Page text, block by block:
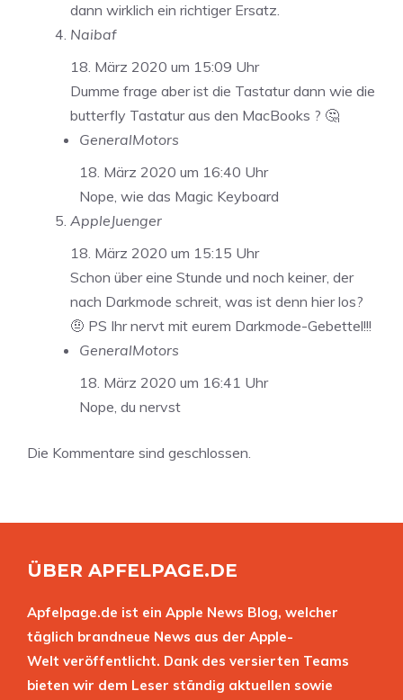
dann wirklich ein richtiger Ersatz.
Naibaf
18. März 2020 um 15:09 Uhr
Dumme frage aber ist die Tastatur dann wie die
butterfly Tastatur aus den MacBooks ? 🤔
GeneralMotors
18. März 2020 um 16:40 Uhr
Nope, wie das Magic Keyboard
AppleJuenger
18. März 2020 um 15:15 Uhr
Schon über eine Stunde und noch keiner, der
nach Darkmode schreit, was ist denn hier los?
🤨 PS Ihr nervt mit eurem Darkmode-Gebettel!!!
GeneralMotors
18. März 2020 um 16:41 Uhr
Nope, du nervst
Die Kommentare sind geschlossen.
ÜBER APFELPAGE.DE
Apfelpage.de ist ein Apple News Blog, welcher
täglich brandneue News aus der Apple-
Welt veröffentlicht. Dank des versierten Teams
bieten wir dem Leser ständig aktuellen sowie